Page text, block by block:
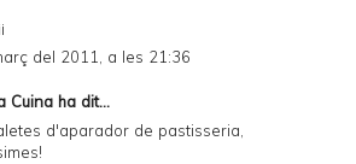
del 2011, a les 21:36
Cuina ha dit...
d'aparador de pastisseria,